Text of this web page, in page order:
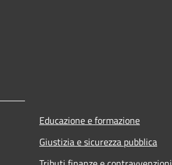
Educazione e formazione
Giustizia e sicurezza pubblica